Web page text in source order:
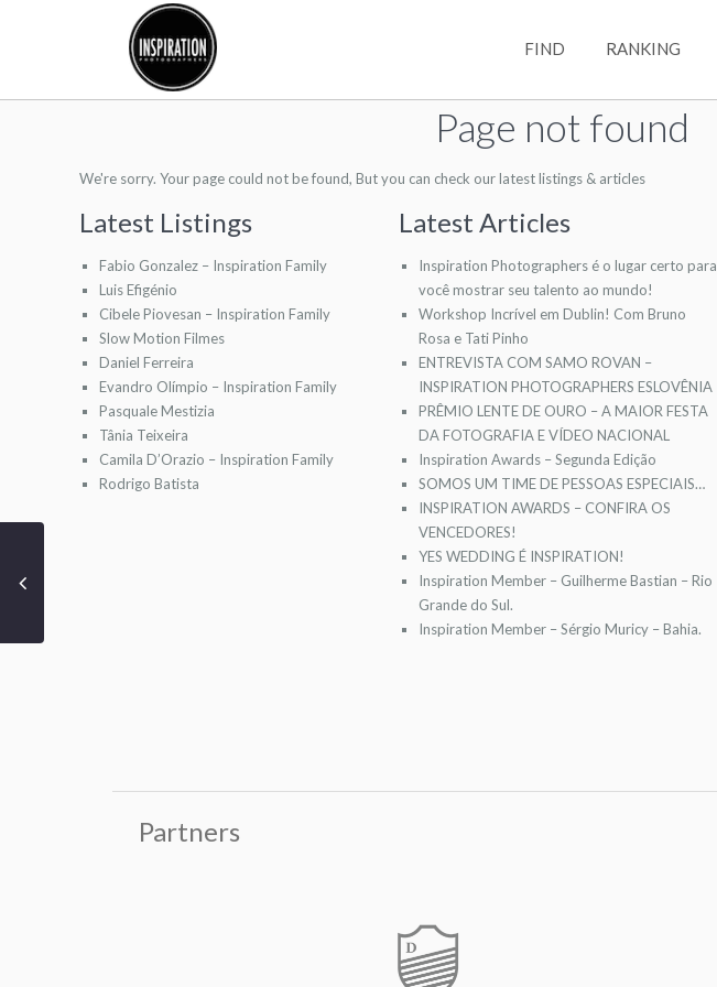
FIND RANKING
Page not found
We're sorry. Your page could not be found, But you can check our latest listings & articles
Latest Listings
Fabio Gonzalez – Inspiration Family
Luis Efigénio
Cibele Piovesan – Inspiration Family
Slow Motion Filmes
Daniel Ferreira
Evandro Olímpio – Inspiration Family
Pasquale Mestizia
Tânia Teixeira
Camila D’Orazio – Inspiration Family
Rodrigo Batista
Latest Articles
Inspiration Photographers é o lugar certo para
você mostrar seu talento ao mundo!
Workshop Incrível em Dublin! Com Bruno
Rosa e Tati Pinho
ENTREVISTA COM SAMO ROVAN –
INSPIRATION PHOTOGRAPHERS ESLOVÊNIA
PRÊMIO LENTE DE OURO – A MAIOR FESTA
DA FOTOGRAFIA E VÍDEO NACIONAL
Inspiration Awards – Segunda Edição
SOMOS UM TIME DE PESSOAS ESPECIAIS…
INSPIRATION AWARDS – CONFIRA OS
VENCEDORES!
YES WEDDING É INSPIRATION!
Inspiration Member – Guilherme Bastian – Rio
Grande do Sul.
Inspiration Member – Sérgio Muricy – Bahia.